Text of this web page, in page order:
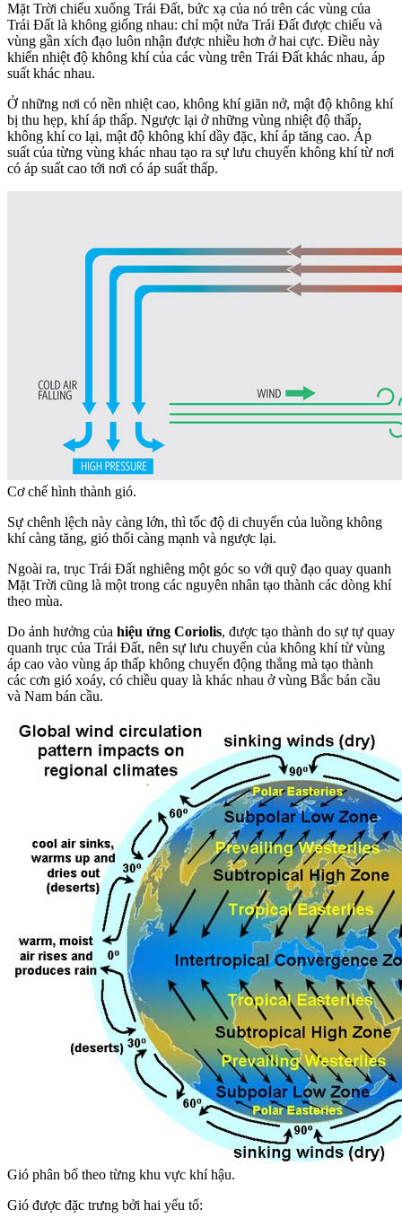
Mặt Trời chiếu xuống Trái Đất, bức xạ của nó trên các vùng của
Trái Đất là không giống nhau: chỉ một nửa Trái Đất được chiếu và
vùng gần xích đạo luôn nhận được nhiều hơn ở hai cực. Điều này
khiến nhiệt độ không khí của các vùng trên Trái Đất khác nhau, áp
suất khác nhau.
Ở những nơi có nền nhiệt cao, không khí giãn nở, mật độ không khí
bị thu hẹp, khí áp thấp. Ngược lại ở những vùng nhiệt độ thấp,
không khí co lại, mật độ không khí dầy đặc, khí áp tăng cao. Áp
suất của từng vùng khác nhau tạo ra sự lưu chuyển không khí từ nơi
có áp suất cao tới nơi có áp suất thấp.
Cơ chế hình thành gió.
Sự chênh lệch này càng lớn, thì tốc độ di chuyển của luồng không
khí càng tăng, gió thổi càng mạnh và ngược lại.
Ngoài ra, trục Trái Đất nghiêng một góc so với quỹ đạo quay quanh
Mặt Trời cũng là một trong các nguyên nhân tạo thành các dòng khí
theo mùa.
Do ảnh hưởng của hiệu ứng Coriolis, được tạo thành do sự tự quay
quanh trục của Trái Đất, nên sự lưu chuyển của không khí từ vùng
áp cao vào vùng áp thấp không chuyển động thẳng mà tạo thành
các cơn gió xoáy, có chiều quay là khác nhau ở vùng Bắc bán cầu
và Nam bán cầu.
Gió phân bố theo từng khu vực khí hậu.
Gió được đặc trưng bởi hai yếu tố: